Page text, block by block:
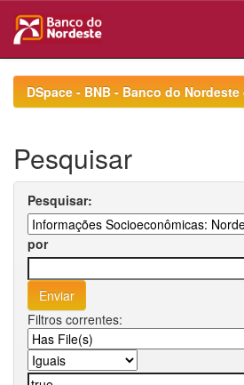
navigationDSpace - BNB - Banco do
Pesquisar
Pesquisar:
por
Filtros correntes: